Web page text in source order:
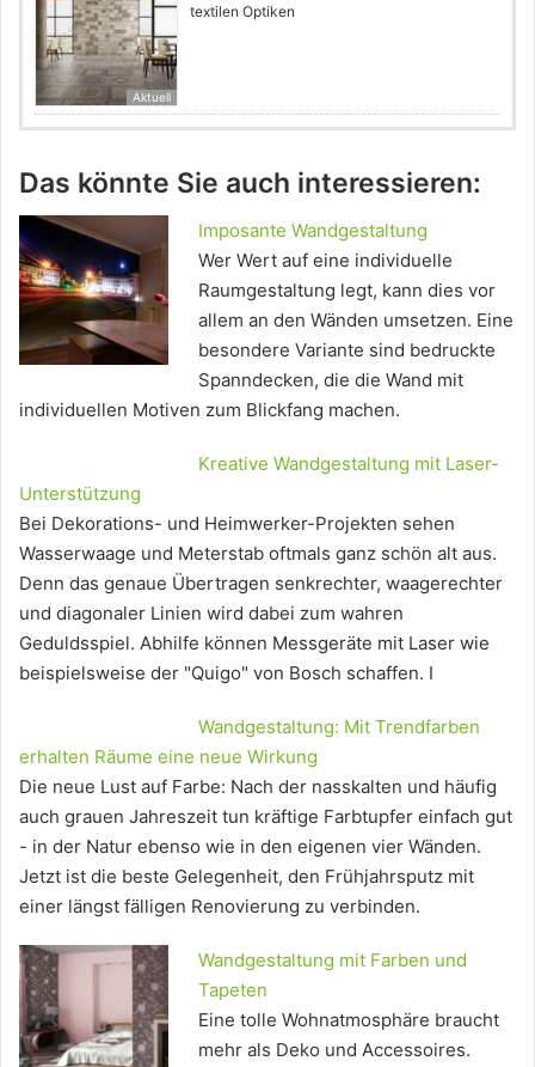
Aktuell
textilen Optiken
Das könnte Sie auch interessieren:
Imposante Wandgestaltung
Wer Wert auf eine individuelle
Raumgestaltung legt, kann dies vor
allem an den Wänden umsetzen. Eine
besondere Variante sind bedruckte
Spanndecken, die die Wand mit
individuellen Motiven zum Blickfang machen.
Kreative Wandgestaltung mit Laser-
Unterstützung
Bei Dekorations- und Heimwerker-Projekten sehen
Wasserwaage und Meterstab oftmals ganz schön alt aus.
Denn das genaue Übertragen senkrechter, waagerechter
und diagonaler Linien wird dabei zum wahren
Geduldsspiel. Abhilfe können Messgeräte mit Laser wie
beispielsweise der "Quigo" von Bosch schaffen. I
Wandgestaltung: Mit Trendfarben
erhalten Räume eine neue Wirkung
Die neue Lust auf Farbe: Nach der nasskalten und häufig
auch grauen Jahreszeit tun kräftige Farbtupfer einfach gut
- in der Natur ebenso wie in den eigenen vier Wänden.
Jetzt ist die beste Gelegenheit, den Frühjahrsputz mit
einer längst fälligen Renovierung zu verbinden.
Wandgestaltung mit Farben und
Tapeten
Eine tolle Wohnatmosphäre braucht
mehr als Deko und Accessoires.